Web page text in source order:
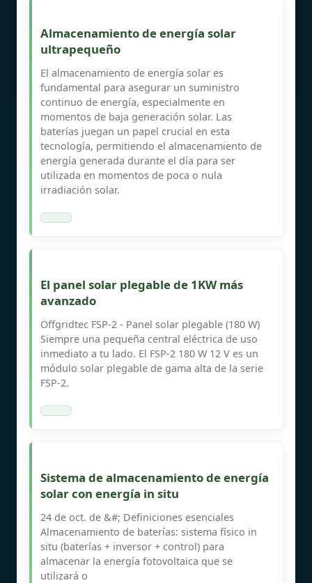
Almacenamiento de energía solar
ultrapequeño
El almacenamiento de energía solar es
fundamental para asegurar un suministro
continuo de energía, especialmente en
momentos de baja generación solar. Las
baterías juegan un papel crucial en esta
tecnología, permitiendo el almacenamiento de
energía generada durante el día para ser
utilizada en momentos de poca o nula
irradiación solar.
El panel solar plegable de 1KW más
avanzado
Offgridtec FSP-2 - Panel solar plegable (180 W)
Siempre una pequeña central eléctrica de uso
inmediato a tu lado. El FSP-2 180 W 12 V es un
módulo solar plegable de gama alta de la serie
FSP-2.
Sistema de almacenamiento de energía
solar con energía in situ
24 de oct. de &#; Definiciones esenciales
Almacenamiento de baterías: sistema físico in
situ (baterías + inversor + control) para
almacenar la energía fotovoltaica que se
utilizará o